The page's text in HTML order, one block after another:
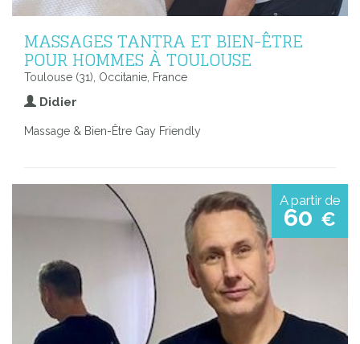
MASSAGES TANTRA ET BIEN-ÊTRE
POUR HOMMES À TOULOUSE
Toulouse (31), Occitanie, France
Didier
Massage & Bien-Être Gay Friendly
A partir de
60 €